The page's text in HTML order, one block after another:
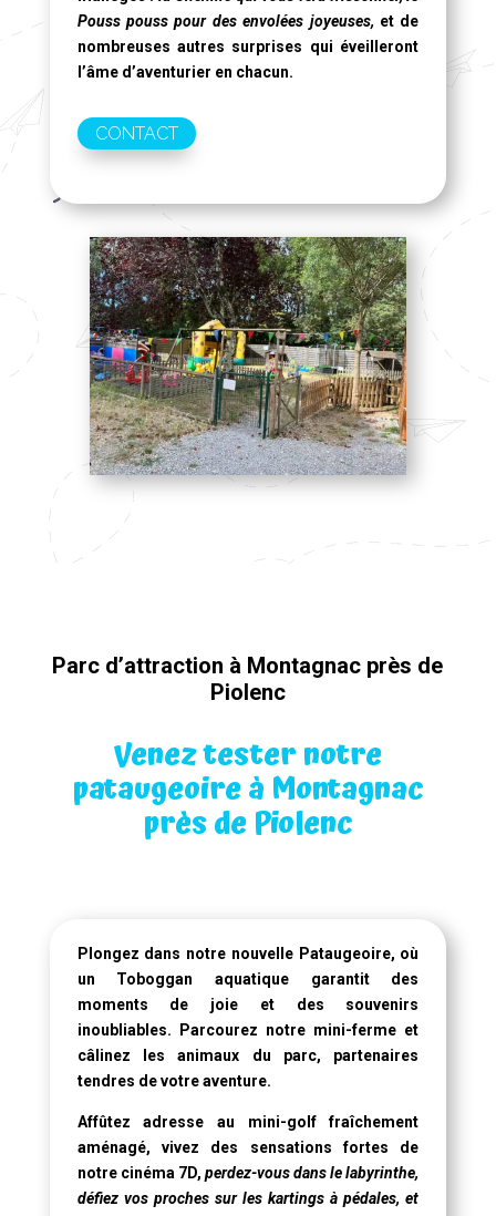
Pouss pouss pour des envolées joyeuses, et de
nombreuses autres surprises qui éveilleront
l’âme d’aventurier en chacun.
CONTACT
Parc d’attraction à Montagnac près de
Piolenc
Venez tester notre
pataugeoire à Montagnac
près de Piolenc
Plongez dans notre nouvelle Pataugeoire, où
un Toboggan aquatique garantit des
moments de joie et des souvenirs
inoubliables. Parcourez notre mini-ferme et
câlinez les animaux du parc, partenaires
tendres de votre aventure.
Affûtez adresse au mini-golf fraîchement
aménagé, vivez des sensations fortes de
notre cinéma 7D,perdez-vous dans le labyrinthe,
défiez vos proches sur les kartings à pédales, et